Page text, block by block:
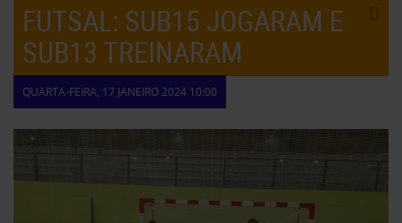
FUTSAL: SUB15 JOGARAM E
SUB13 TREINARAM
QUARTA-FEIRA, 17 JANEIRO 2024 10:00